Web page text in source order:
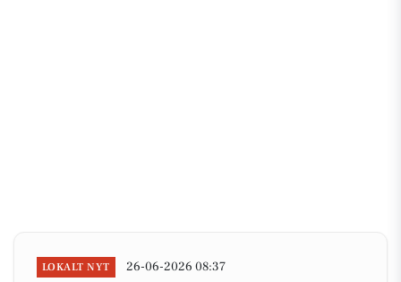
LOKALT NYT 26-06-2026 08:37